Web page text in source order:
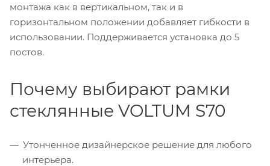
монтажа как в вертикальном, так и в
горизонтальном положении добавляет гибкости в
использовании. Поддерживается установка до 5
постов.
Почему выбирают рамки
стеклянные VOLTUM S70
Утонченное дизайнерское решение для любого
интерьера.